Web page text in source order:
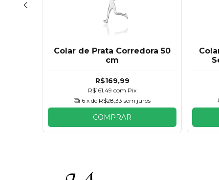
Colar de Prata Corredora 50
cm
R$169,99
R$161,49 com Pix
6 x de R$28,33 sem juros
COMPRAR